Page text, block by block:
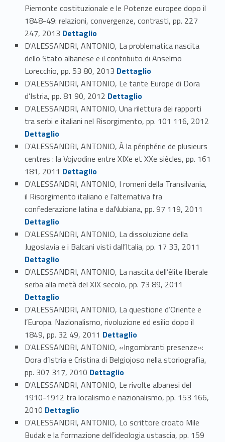
Piemonte costituzionale e le Potenze europee dopo il
1848-49: relazioni, convergenze, contrasti, pp. 227
247, 2013 Link identifier #identifier_person_52418-74
Dettaglio
D'ALESSANDRI, ANTONIO, La problematica nascita
dello Stato albanese e il contributo di Anselmo
Lorecchio, pp. 53 80, 2013 Link identifier #identifier_person_140502-75
Dettaglio
D'ALESSANDRI, ANTONIO, Le tante Europe di Dora
d’Istria, pp. 81 90, 2012 Link identifier #identifier_person_153138-76
Dettaglio
D'ALESSANDRI, ANTONIO, Una rilettura dei rapporti
tra serbi e italiani nel Risorgimento, pp. 101 116, 2012
Dettaglio
D'ALESSANDRI, ANTONIO, À la périphérie de plusieurs
centres : la Vojvodine entre XIXe et XXe siècles, pp. 161
181, 2011 Link identifier #identifier_person_117114-78
Dettaglio
D'ALESSANDRI, ANTONIO, I romeni della Transilvania,
il Risorgimento italiano e l’alternativa fra
confederazione latina e daNubiana, pp. 97 119, 2011
Dettaglio
D'ALESSANDRI, ANTONIO, La dissoluzione della
Jugoslavia e i Balcani visti dall’Italia, pp. 17 33, 2011
Dettaglio
D'ALESSANDRI, ANTONIO, La nascita dell’élite liberale
serba alla metà del XIX secolo, pp. 73 89, 2011
Dettaglio
D'ALESSANDRI, ANTONIO, La questione d’Oriente e
l’Europa. Nazionalismo, rivoluzione ed esilio dopo il
1849, pp. 32 49, 2011 Link identifier #identifier_person_132769-82
Dettaglio
D'ALESSANDRI, ANTONIO, «Ingombranti presenze»:
Dora d’Istria e Cristina di Belgiojoso nella storiografia,
pp. 307 317, 2010 Link identifier #identifier_person_51118-83
Dettaglio
D'ALESSANDRI, ANTONIO, Le rivolte albanesi del
1910-1912 tra localismo e nazionalismo, pp. 153 166,
2010 Link identifier #identifier_person_94380-84
Dettaglio
D'ALESSANDRI, ANTONIO, Lo scrittore croato Mile
Budak e la formazione dell’ideologia ustascia, pp. 159